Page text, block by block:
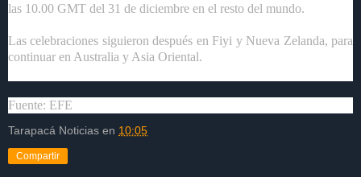
las 10.00 GMT del 31 de diciembre en el resto del mundo.
Las celebraciones siguieron después en Fiyi y Nueva Zelanda, para
continuar en Australia y Asia Oriental.
Fuente: EFE
Tarapacá Noticias en 10:05
Compartir